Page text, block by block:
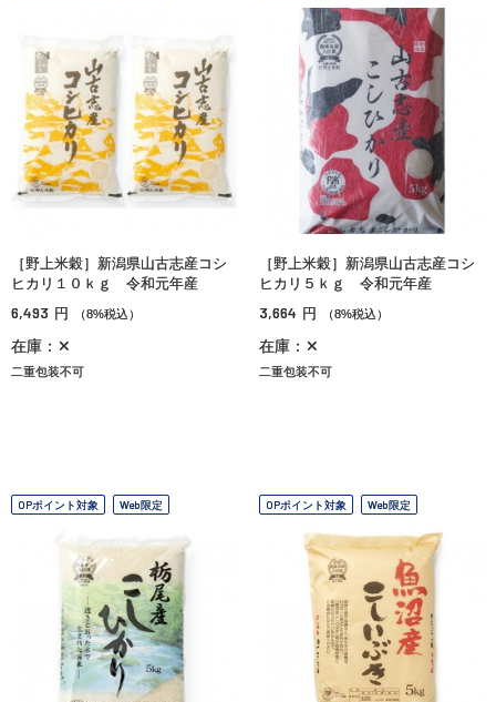
［野上米穀］新潟県山古志産コシ
ヒカリ１０ｋｇ 令和元年産
6,493 円 （8%税込）
在庫：✕
二重包装不可
［野上米穀］新潟県山古志産コシ
ヒカリ５ｋｇ 令和元年産
3,664 円 （8%税込）
在庫：✕
二重包装不可
OPポイント対象 Web限定 OPポイント対象 Web限定